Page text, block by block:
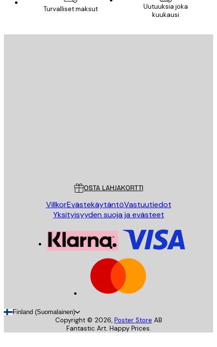
Turvalliset maksut
Uutuuksia joka
kuukausi
OSTA LAHJAKORTTI
VillkorEvästekäytäntöVastuutiedot
Yksityisyyden suoja ja evästeet
Finland (Suomalainen)
Copyright © 2026, Poster Store AB
Fantastic Art. Happy Prices.